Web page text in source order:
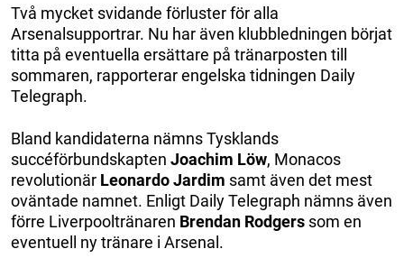
Två mycket svidande förluster för alla
Arsenalsupportrar. Nu har även klubbledningen börjat
titta på eventuella ersättare på tränarposten till
sommaren, rapporterar engelska tidningen Daily
Telegraph.
Bland kandidaterna nämns Tysklands
succéförbundskapten Joachim Löw, Monacos
revolutionär Leonardo Jardim samt även det mest
oväntade namnet. Enligt Daily Telegraph nämns även
förre Liverpooltränaren Brendan Rodgers som en
eventuell ny tränare i Arsenal.